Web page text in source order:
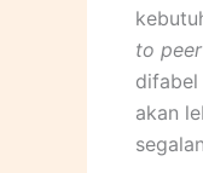
to peer
difabel
akan